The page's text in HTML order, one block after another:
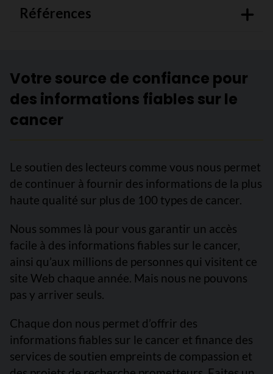
Références
Votre source de confiance pour
des informations fiables sur le
cancer
Le soutien des lecteurs comme vous nous permet
de continuer à fournir des informations de la plus
haute qualité sur plus de 100 types de cancer.
Nous sommes là pour vous garantir un accès
facile à des informations fiables sur le cancer,
ainsi qu’aux millions de personnes qui visitent ce
site Web chaque année. Mais nous ne pouvons
pas y arriver seuls.
Chaque don nous permet d’offrir des
informations fiables sur le cancer et finance des
services de soutien empreints de compassion et